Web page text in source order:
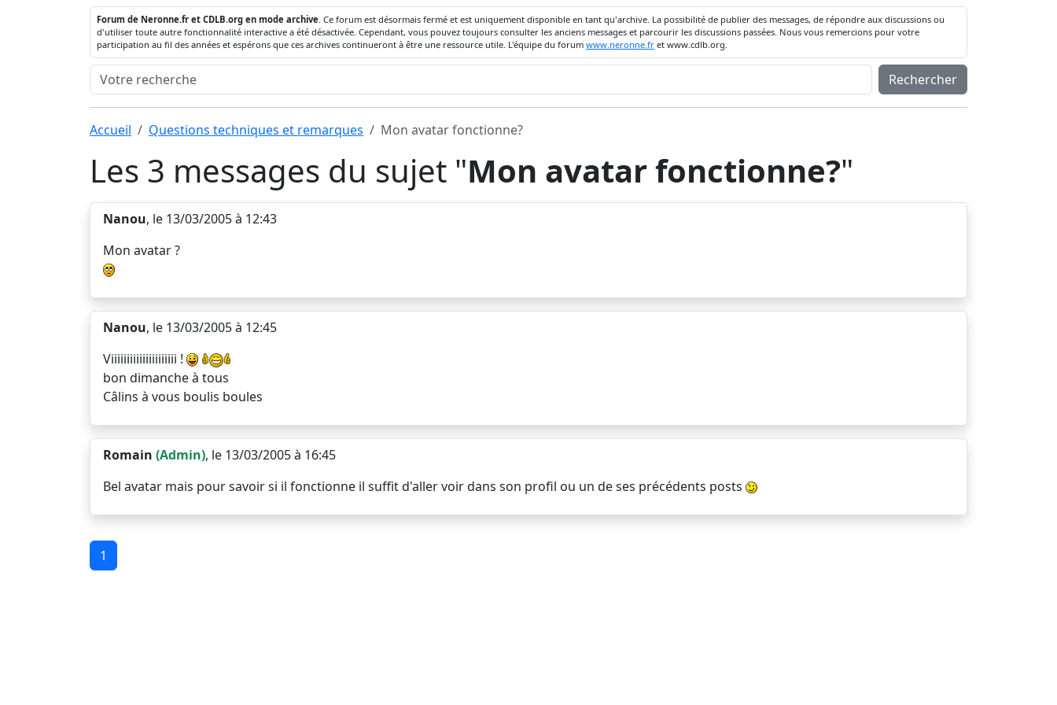
Forum de Neronne.fr et CDLB.org en mode archive. Ce forum est désormais fermé et est uniquement disponible en tant qu'archive. La possibilité de publier des messages, de répondre aux discussions ou
d'utiliser toute autre fonctionnalité interactive a été désactivée. Cependant, vous pouvez toujours consulter les anciens messages et parcourir les discussions passées. Nous vous remercions pour votre
participation au fil des années et espérons que ces archives continueront à être une ressource utile. L'équipe du forum www.neronne.fr et www.cdlb.org.
Rechercher
Accueil Questions techniques et remarques Mon avatar fonctionne?
Les 3 messages du sujet "Mon avatar fonctionne?"
Nanou, le 13/03/2005 à 12:43
Mon avatar ?
Nanou, le 13/03/2005 à 12:45
Viiiiiiiiiiiiiiiiiiiii !
bon dimanche à tous
Câlins à vous boulis boules
Romain (Admin), le 13/03/2005 à 16:45
Bel avatar mais pour savoir si il fonctionne il suffit d'aller voir dans son profil ou un de ses précédents posts
1